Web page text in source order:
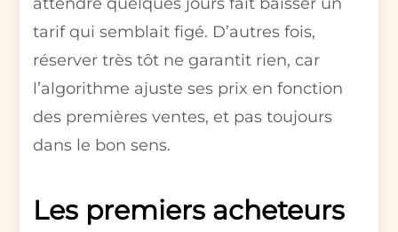
tarif qui semblait figé. D’autres fois,
réserver très tôt ne garantit rien, car
l’algorithme ajuste ses prix en fonction
des premières ventes, et pas toujours
dans le bon sens.
Les premiers acheteurs